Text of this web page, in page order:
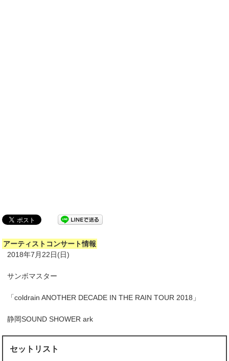
アーティストコンサート情報
2018年7月22日(日)
サンボマスター
「coldrain ANOTHER DECADE IN THE RAIN TOUR 2018」
静岡SOUND SHOWER ark
セットリスト